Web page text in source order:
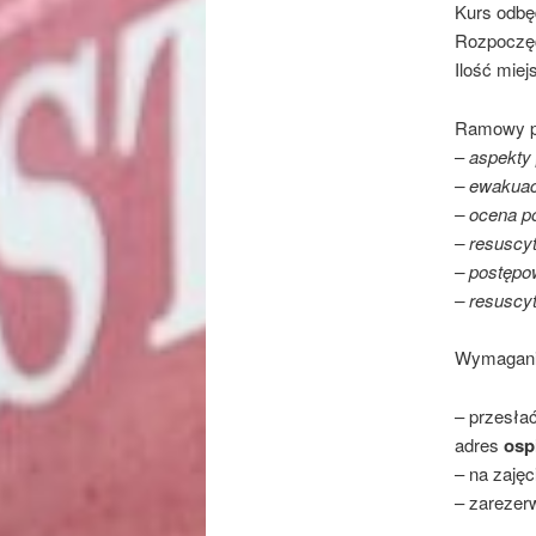
Kurs
Ilość
Ramowy
–aspekty
–
– ocena
–
–
–
–
adres
– na
–